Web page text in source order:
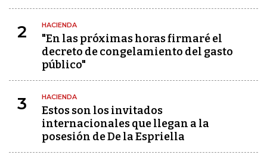
2 HACIENDA
"En las próximas horas firmaré el
decreto de congelamiento del gasto
público"
3 HACIENDA
Estos son los invitados
internacionales que llegan a la
posesión de De la Espriella